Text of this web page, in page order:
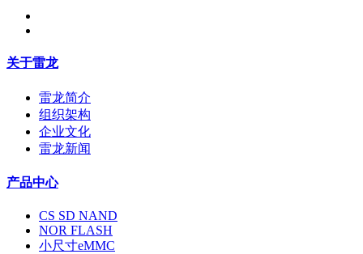
关于雷龙
雷龙简介
组织架构
企业文化
雷龙新闻
产品中心
CS SD NAND
NOR FLASH
小尺寸eMMC